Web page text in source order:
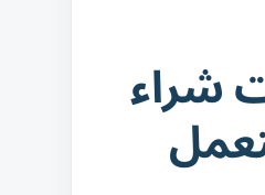
شراء